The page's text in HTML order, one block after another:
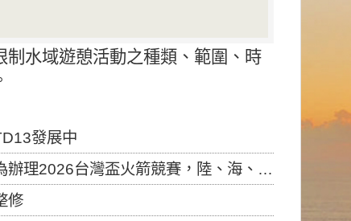
水域遊憩活動之種類、範圍、時
發展中
盃火箭競賽，陸、海、空域警戒及協調相關事宜，因颱風備案事宜
修